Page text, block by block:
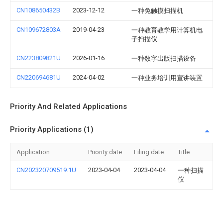
CN108650432B 2023-12-12 一种免触摸扫描机
CN109672803A 2019-04-23
一种教育教学用计算机电
子扫描仪
CN223809821U 2026-01-16 一种数字出版扫描设备
CN220694681U 2024-04-02 一种业务培训用宣讲装置
Priority And Related Applications
Priority Applications (1)
Application Priority date Filing date Title
CN202320709519.1U 2023-04-04 2023-04-04
一种扫描
仪